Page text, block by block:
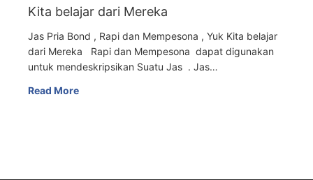
Kita belajar dari Mereka
Jas Pria Bond , Rapi dan Mempesona , Yuk Kita belajar
dari Mereka Rapi dan Mempesona dapat digunakan
untuk mendeskripsikan Suatu Jas . Jas…
Read More